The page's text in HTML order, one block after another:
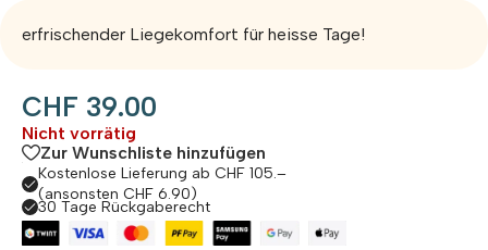
erfrischender Liegekomfort für heisse Tage!
CHF 39.00
Nicht vorrätig
Zur Wunschliste hinzufügen
Kostenlose Lieferung ab CHF 105.–
(ansonsten CHF 6.90)
30 Tage Rückgaberecht